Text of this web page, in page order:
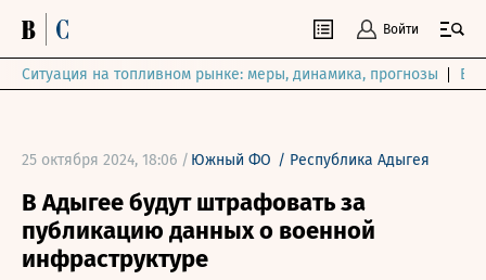
Войти
Ситуация на топливном рынке: меры, динамика, прогнозы
25 октября 2024, 18:06 / Южный ФО / Республика Адыгея
В Адыгее будут штрафовать за
публикацию данных о военной
инфраструктуре